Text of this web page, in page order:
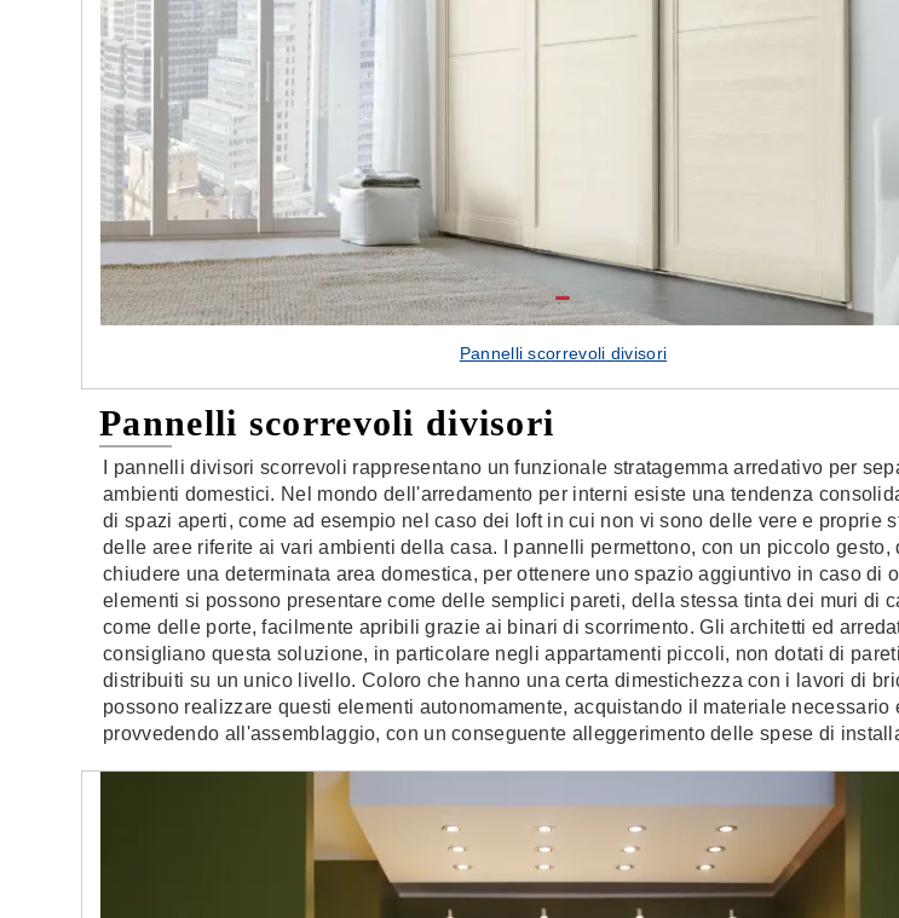
Pannelli scorrevoli divisori
Pannelli scorrevoli divisori
I pannelli divisori scorrevoli rappresentano un funzionale stratagemma arredativo per
ambienti domestici. Nel mondo dell'arredamento per interni esiste una tendenza
di spazi aperti, come ad esempio nel caso dei loft in cui non vi sono delle vere e proprie
delle aree riferite ai vari ambienti della casa. I pannelli permettono, con un piccolo gesto,
chiudere una determinata area domestica, per ottenere uno spazio aggiuntivo in caso di
elementi si possono presentare come delle semplici pareti, della stessa tinta dei muri di
come delle porte, facilmente apribili grazie ai binari di scorrimento. Gli architetti ed
consigliano questa soluzione, in particolare negli appartamenti piccoli, non dotati di
distribuiti su un unico livello. Coloro che hanno una certa dimestichezza con i lavori di
possono realizzare questi elementi autonomamente, acquistando il materiale necessario
provvedendo all'assemblaggio, con un conseguente alleggerimento delle spese di
nostre porte Cappe cucina dal design innovativo